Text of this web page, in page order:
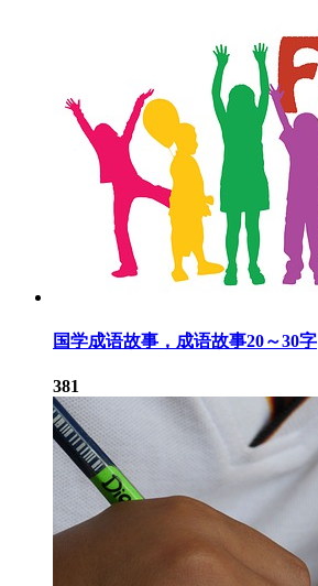
国学成语故事，成语故事20～30字
381